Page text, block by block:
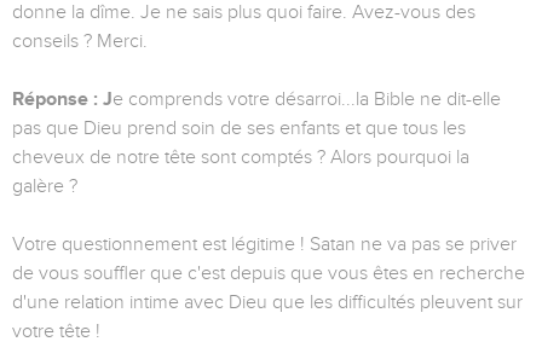
donne la dîme. Je ne sais plus quoi faire. Avez-vous des
conseils ? Merci.
Réponse : Je comprends votre désarroi...la Bible ne dit-elle
pas que Dieu prend soin de ses enfants et que tous les
cheveux de notre tête sont comptés ? Alors pourquoi la
galère ?
Votre questionnement est légitime ! Satan ne va pas se priver
de vous souffler que c'est depuis que vous êtes en recherche
d'une relation intime avec Dieu que les difficultés pleuvent sur
votre tête !